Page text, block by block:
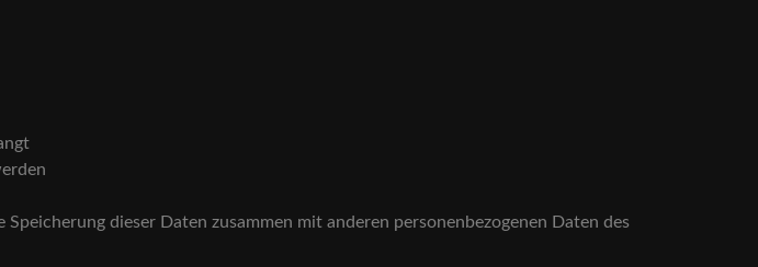
dieser Daten zusammen mit anderen personenbezogenen Daten des